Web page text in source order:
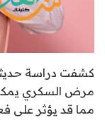
كشفت دراسة
مرض السكري يمكن
مما قد يؤثر على